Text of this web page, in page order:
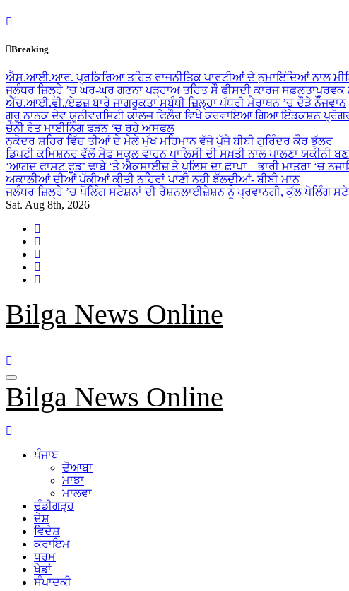
Skip
content
Breaking
ਐਸ.ਆਈ.ਆਰ. ਪ੍ਰਕਿਰਿਆ ਤਹਿਤ ਰਾਜਨੀਤਿਕ ਪਾਰਟੀਆਂ ਦੇ ਨੁਮਾਇੰਦਿਆਂ ਨਾਲ
ਜਲੰਧਰ ਜ਼ਿਲ੍ਹੇ ’ਚ ਘਰ-ਘਰ ਗਣਨਾ ਪੜ੍ਹਾਅ ਤਹਿਤ ਸੌ ਫੀਸਦੀ ਕਾਰਜ
ਐੱਚ.ਆਈ.ਵੀ./ਏਡਜ਼ ਬਾਰੇ ਜਾਗਰੂਕਤਾ ਸਬੰਧੀ ਜ਼ਿਲ੍ਹਾ ਪੱਧਰੀ ਮੈਰਾਥਨ ’ਚ ਦੌੜੇ ਨੌਜਵਾਨ
ਗੁਰੂ ਨਾਨਕ ਦੇਵ ਯੂਨੀਵਰਸਿਟੀ ਕਾਲਜ ਫਿਲੌਰ ਵਿਖੇ ਕਰਵਾਇਆ ਗਿਆ ਇੰਡਕਸ਼ਨ
ਚੰਨੀ ਰੇਤ ਮਾਈਨਿੰਗ ਫੜਨ ‘ਚ ਰਹੇ ਅਸਫਲ
ਨਕੋਦਰ ਸ਼ਹਿਰ ਵਿੱਚ ਤੀਆਂ ਦੇ ਮੇਲੇ ਮੁੱਖ ਮਹਿਮਾਨ ਵੱਜੋ ਪੁੱਜੇ ਬੀਬੀ ਗੁਰਿੰਦਰ ਕੌਰ ਭੁੱਲਰ
ਡਿਪਟੀ ਕਮਿਸ਼ਨਰ ਵੱਲੋਂ ਸੇਫ ਸਕੂਲ ਵਾਹਨ ਪਾਲਿਸੀ ਦੀ ਸਖ਼ਤੀ ਨਾਲ ਪਾਲਣਾ ਯਕੀਨੀ
‘ਆਗਦ ਫਾਸਟ ਫੂਡ’ ਢਾਬੇ ‘ਤੇ ਐਕਸਾਈਜ਼ ਤੇ ਪੁਲਿਸ ਦਾ ਛਾਪਾ – ਭਾਰੀ ਮਾਤਰਾ ‘ਚ
ਅਕਾਲੀਆਂ ਦੀਆਂ ਪੱਕੀਆਂ ਕੀਤੀ ਨਹਿਰਾਂ ਪਾਣੀ ਨਹੀ ਝੱਲਦੀਆਂ- ਬੀਬੀ ਮਾਨ
ਜਲੰਧਰ ਜ਼ਿਲ੍ਹੇ ’ਚ ਪੋਲਿੰਗ ਸਟੇਸ਼ਨਾਂ ਦੀ ਰੈਸ਼ਨਲਾਈਜ਼ੇਸ਼ਨ ਨੂੰ ਪ੍ਰਵਾਨਗੀ, ਕੁੱਲ ਪੋਲਿੰਗ
Sat. Aug 8th, 2026
Bilga News Online
Bilga News Online
ਪੰਜਾਬ
ਦੋਆਬਾ
ਮਾਝਾ
ਮਾਲਵਾ
ਚੰਡੀਗੜ੍ਹ
ਦੇਸ਼
ਵਿਦੇਸ਼
ਕਰਾਇਮ
ਧਰਮ
ਖੇਡਾਂ
ਸੰਪਾਦਕੀ